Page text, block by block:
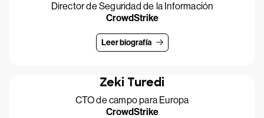
Director de Seguridad de la Información
CrowdStrike
Leer biografía
Zeki Turedi
CTO de campo para Europa
CrowdStrike